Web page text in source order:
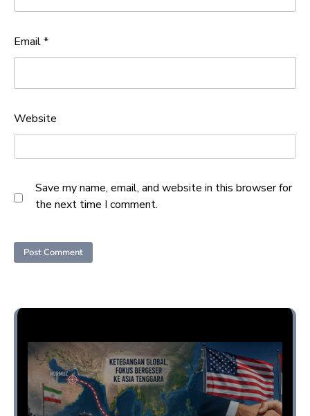
Email*
Website
Save my name, email, and website in this browser for
the next time I comment.